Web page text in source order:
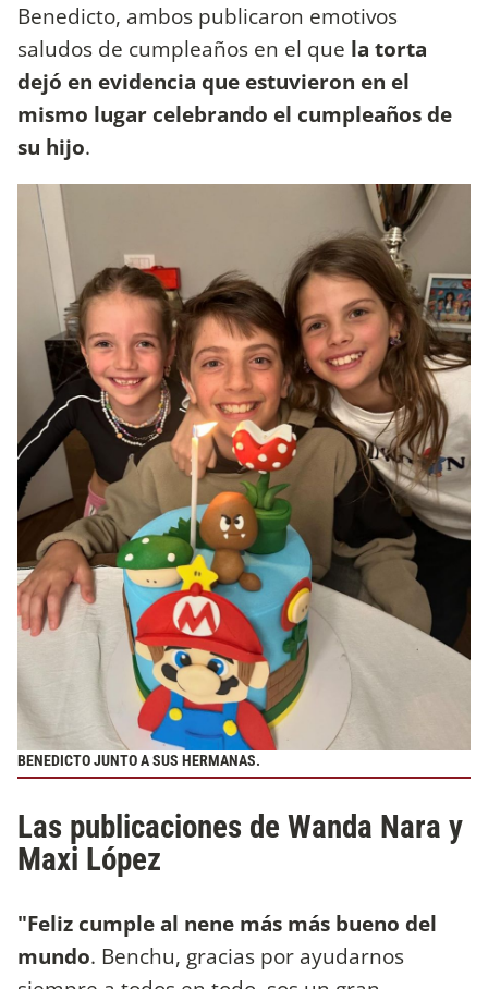
Benedicto, ambos publicaron emotivos
saludos de cumpleaños en el que la torta
dejó en evidencia que estuvieron en el
mismo lugar celebrando el cumpleaños de
su hijo.
BENEDICTO JUNTO A SUS HERMANAS.
Las publicaciones de Wanda Nara y
Maxi López
"Feliz cumple al nene más más bueno del
mundo. Benchu, gracias por ayudarnos